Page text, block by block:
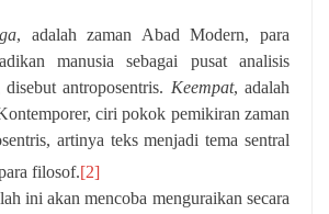
, adalah zaman Abad Modern, para
manusia sebagai pusat analisis
antroposentris. Keempat, adalah
ciri pokok pemikiran zaman
artinya teks menjadi tema sentral
filosof.[2]
ini akan mencoba menguraikan secara